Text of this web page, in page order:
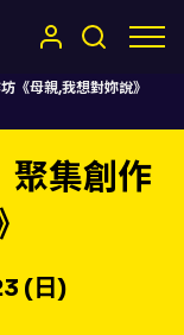
《母親,我想對妳說》
聚集創作
(日)